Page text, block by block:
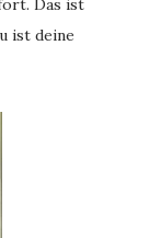
Das ist
ist deine